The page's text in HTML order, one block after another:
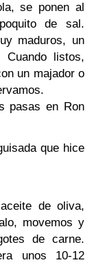
se ponen al
de sal.
maduros, un
listos,
un majador o
pasas en Ron
que hice
de oliva,
movemos y
de carne.
unos 10-12